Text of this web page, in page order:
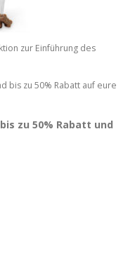
zur Einführung des
bis zu 50% Rabatt auf eure
zu 50% Rabatt und